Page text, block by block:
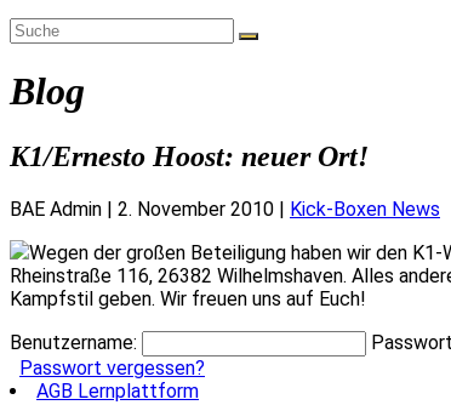
Blog
K1/Ernesto Hoost: neuer Ort!
BAE Admin | 2. November 2010 | Kick-Boxen News
Wegen der großen Beteiligung haben wir den
Rheinstraße 116, 26382 Wilhelmshaven. Alles
Kampfstil geben. Wir freuen uns auf Euch!
Benutzername:
Passwort vergessen?
AGB Lernplattform